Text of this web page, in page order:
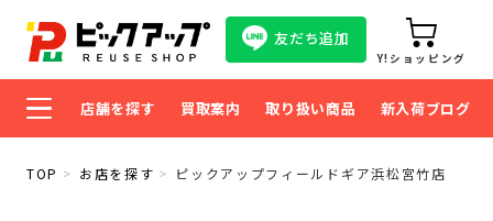
友だち追加
Y!ショッピング
店舗を探す 買取案内 取り扱い商品 新入荷ブログ
TOP お店を探す ピックアップフィールドギア浜松宮竹店